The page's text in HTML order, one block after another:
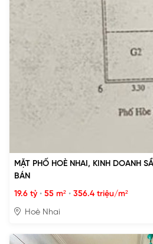
MẶT PHỐ HOÈ NHAI, KINH DOANH
BÁN
19.6 tỷ • 55 m² • 356.4 triệu/m²
Hoè Nhai